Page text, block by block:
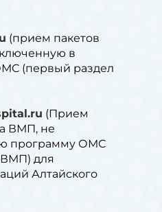
(прием пакетов
в
(первый раздел
(Прием
ВМП, не
программу ОМС
ВМП) для
Алтайского